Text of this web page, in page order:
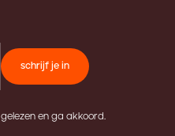
schrijf je in
gelezen en ga akkoord.